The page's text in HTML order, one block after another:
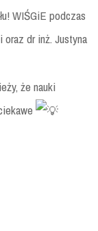
WIŚGiE podczas
oraz dr inż. Justyna
że nauki